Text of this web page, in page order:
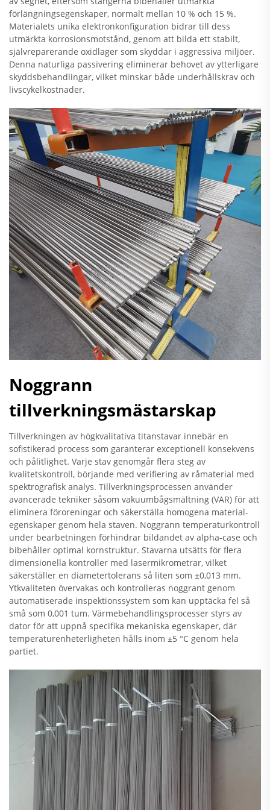
förlängningsegenskaper, normalt mellan 10 % och 15 %.
Materialets unika elektronkonfiguration bidrar till dess
utmärkta korrosionsmotstånd, genom att bilda ett stabilt,
självreparerande oxidlager som skyddar i aggressiva miljöer.
Denna naturliga passivering eliminerar behovet av ytterligare
skyddsbehandlingar, vilket minskar både underhållskrav och
livscykelkostnader.
Noggrann
tillverkningsmästarskap
Tillverkningen av högkvalitativa titanstavar innebär en
sofistikerad process som garanterar exceptionell konsekvens
och pålitlighet. Varje stav genomgår flera steg av
kvalitetskontroll, börjande med verifiering av råmaterial med
spektrografisk analys. Tillverkningsprocessen använder
avancerade tekniker såsom vakuumbågsmältning (VAR) för att
eliminera föroreningar och säkerställa homogena material­
egenskaper genom hela staven. Noggrann temperaturkontroll
under bearbetningen förhindrar bildandet av alpha-case och
bibehåller optimal kornstruktur. Stavarna utsätts för flera
dimensionella kontroller med laser­mikrometrar, vilket
säkerställer en diameter­tolerans så liten som ±0,013 mm.
Ytkvaliteten övervakas och kontrolleras noggrant genom
automatiserade inspektions­system som kan upptäcka fel så
små som 0,001 tum. Värmebehandlings­processer styrs av
dator för att uppnå specifika mekaniska egenskaper, där
temperatur­enheterligheten hålls inom ±5 °C genom hela
partiet.